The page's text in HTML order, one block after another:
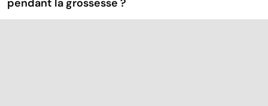
pendant la grossesse ?